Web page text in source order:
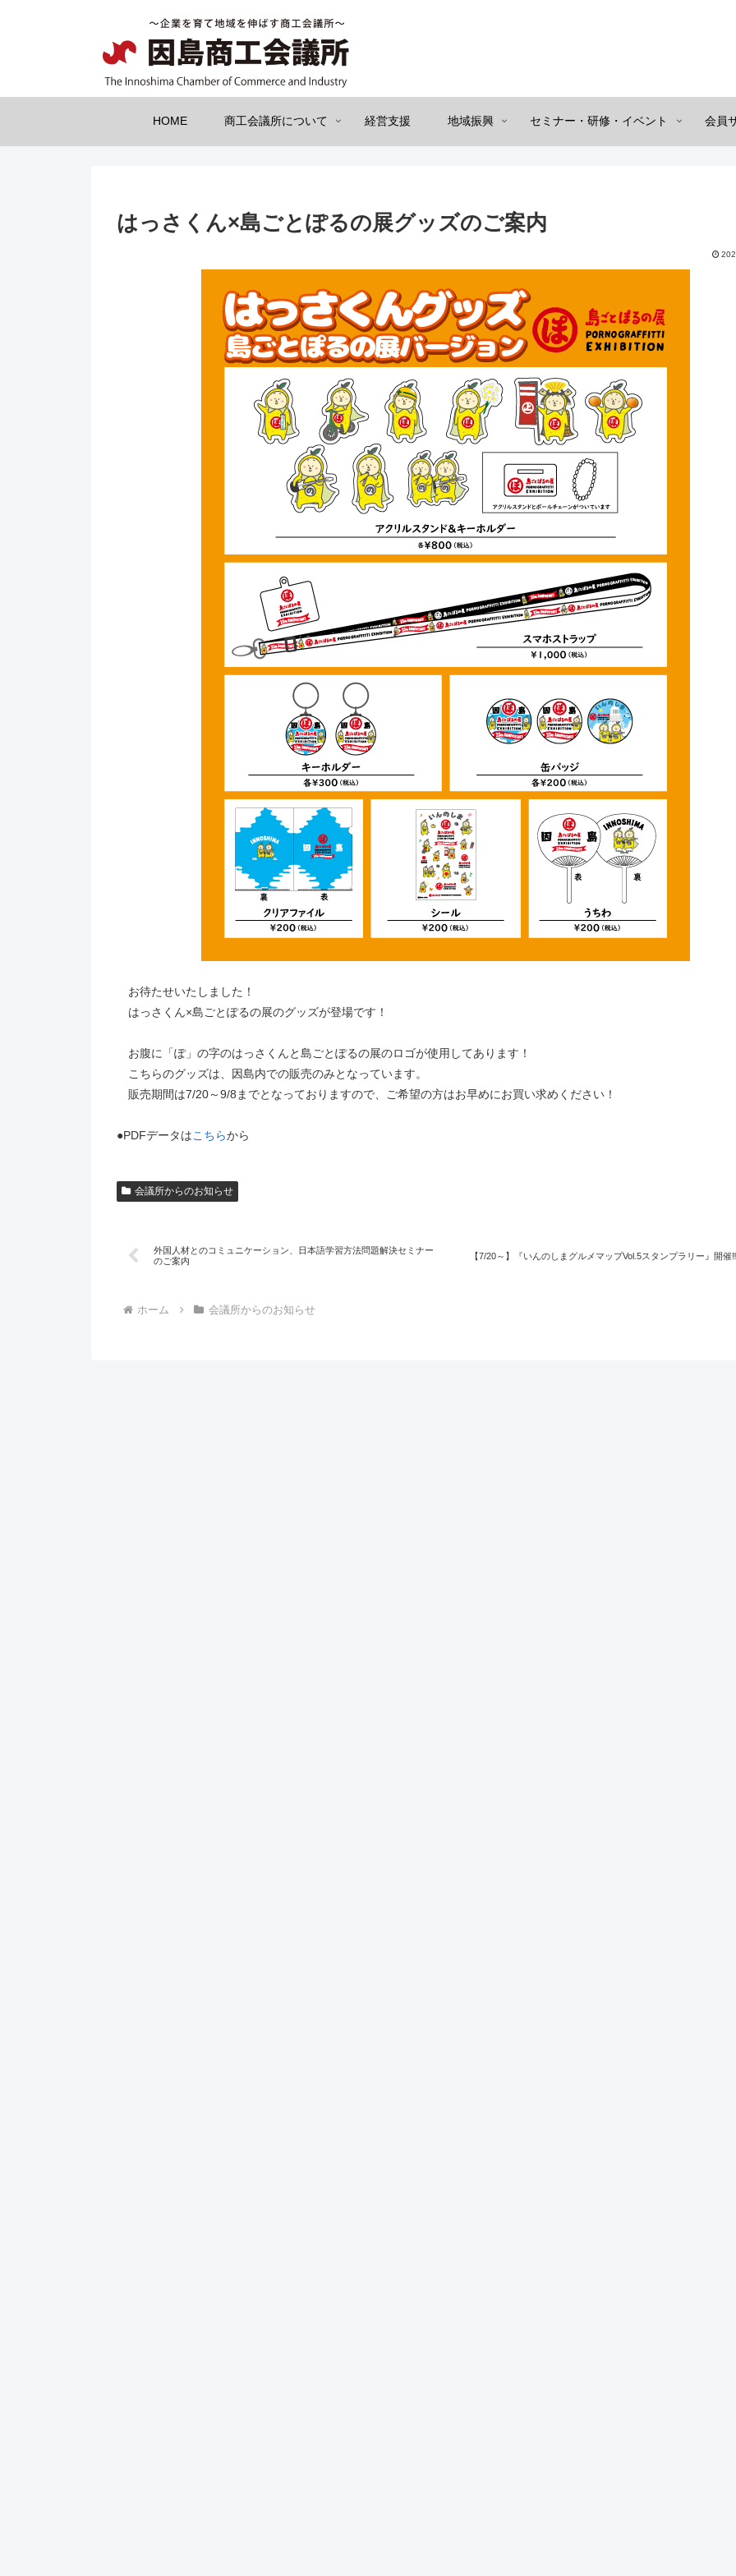
HOME 商工会議所について 経営支援 地域振興 セミナー・研修・イベント 会員
はっさくん×島ごとぽるの展グッズのご案内
お待たせいたしました！
はっさくん×島ごとぽるの展のグッズが登場です！
お腹に「ぽ」の字のはっさくんと島ごとぽるの展のロゴが使用してあります！
こちらのグッズは、因島内での販売のみとなっています。
販売期間は7/20～9/8までとなっておりますので、ご希望の方はお早めにお買い求めください！
●PDFデータはこちらから
会議所からのお知らせ
外国人材とのコミュニケーション、日本語学習方法問題解決セミナー
のご案内
【7/20～】『いんのしまグルメマップVol.5スタンプラリー』開催‼
ホーム 会議所からのお知らせ